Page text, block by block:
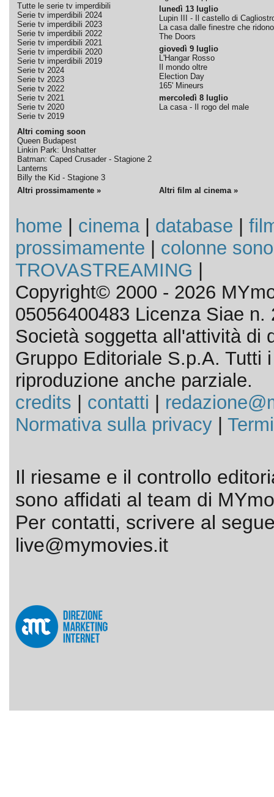
Tutte le serie tv imperdibili
Serie tv imperdibili 2024
Serie tv imperdibili 2023
Serie tv imperdibili 2022
Serie tv imperdibili 2021
Serie tv imperdibili 2020
Serie tv imperdibili 2019
Serie tv 2024
Serie tv 2023
Serie tv 2022
Serie tv 2021
Serie tv 2020
Serie tv 2019
Altri coming soon
Queen Budapest
Linkin Park: Unshatter
Batman: Caped Crusader - Stagione 2
Lanterns
Billy the Kid - Stagione 3
lunedì 13 luglio
Lupin III - Il castello di
La casa dalle finestre che ridono
The Doors
giovedì 9 luglio
L'Hangar Rosso
Il mondo oltre
Election Day
165' Mineurs
mercoledì 8 luglio
La casa - Il rogo del male
Altri prossimamente » Altri film al cinema »
home cinema| database
prossimamente
colonne
TROVASTREAMING
Copyright© 2000 - 2026
05056400483 Licenza Siae n.
Società soggetta all'attività di
Gruppo Editoriale S.p.A. Tutti
riproduzione anche parziale.
credits
contatti
Normativa sulla privacy|
Il riesame e il controllo
sono affidati al team di
Per contatti, scrivere al
live@mymovies.it